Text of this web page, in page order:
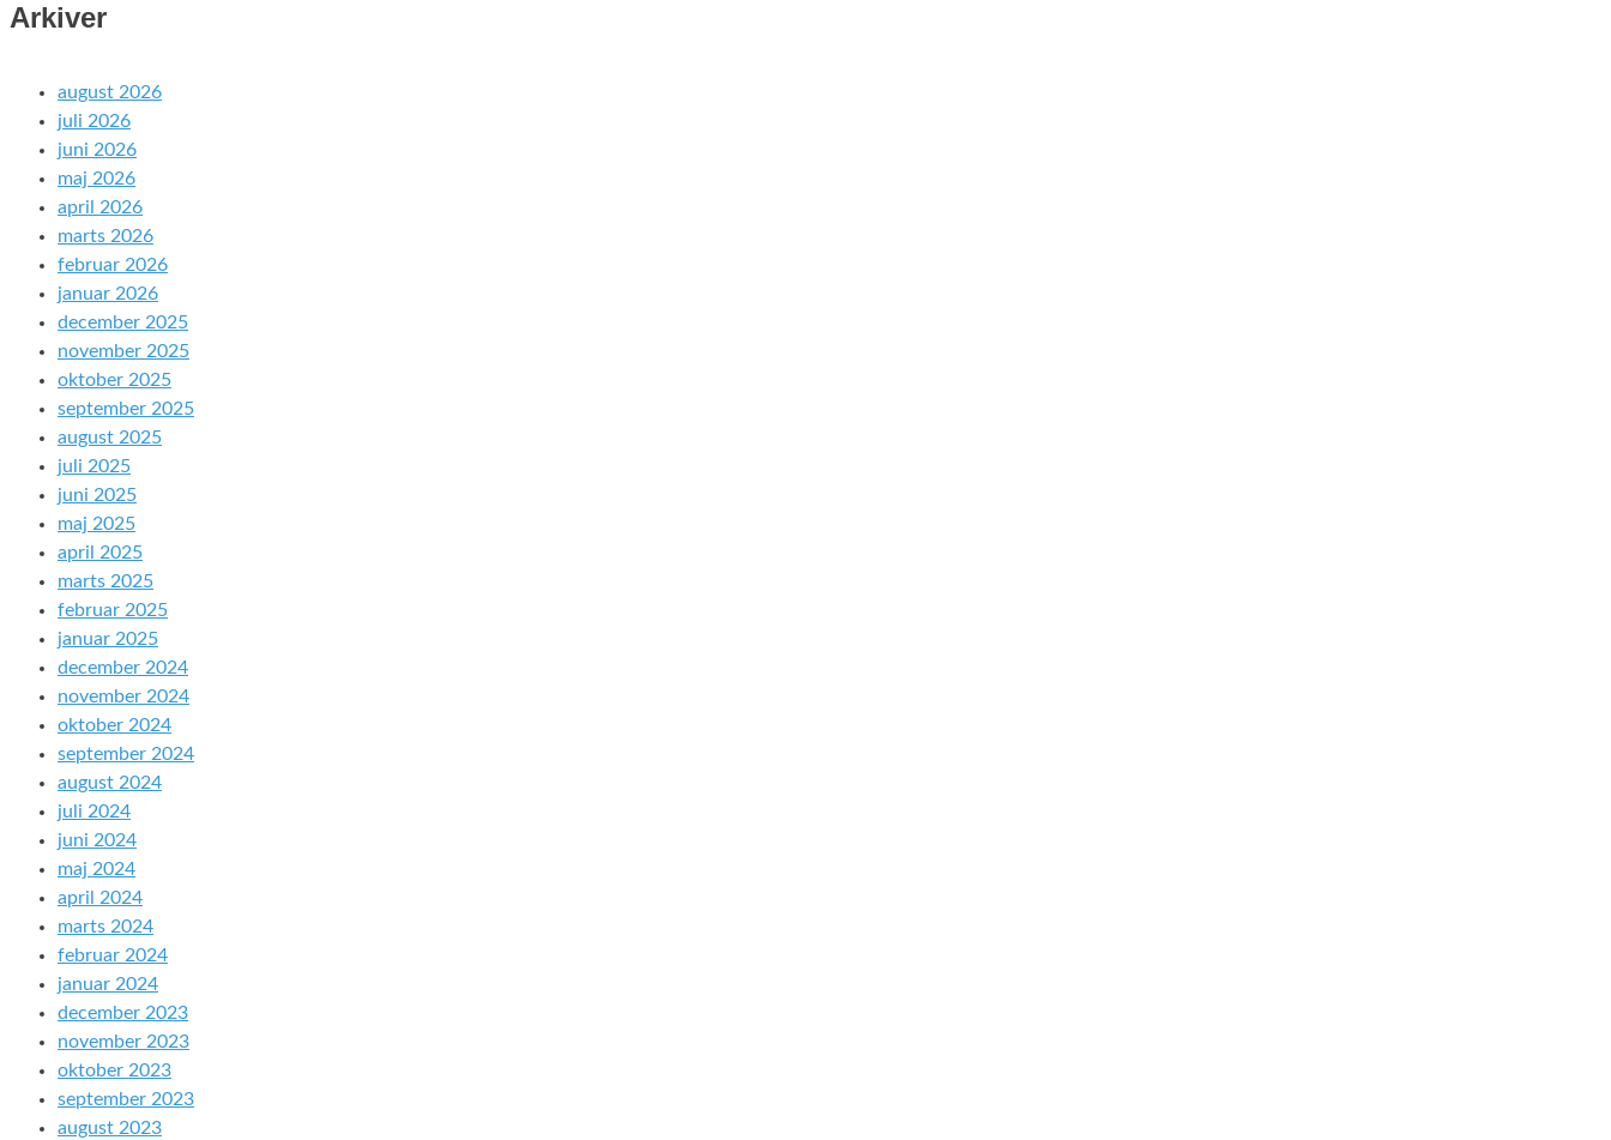
Arkiver
august 2026
juli 2026
juni 2026
maj 2026
april 2026
marts 2026
februar 2026
januar 2026
december 2025
november 2025
oktober 2025
september 2025
august 2025
juli 2025
juni 2025
maj 2025
april 2025
marts 2025
februar 2025
januar 2025
december 2024
november 2024
oktober 2024
september 2024
august 2024
juli 2024
juni 2024
maj 2024
april 2024
marts 2024
februar 2024
januar 2024
december 2023
november 2023
oktober 2023
september 2023
august 2023